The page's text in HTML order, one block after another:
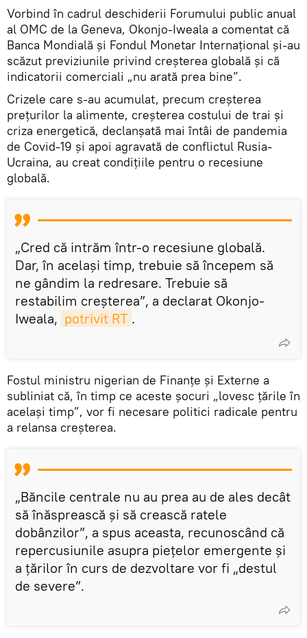
Vorbind în cadrul deschiderii Forumului public anual
al OMC de la Geneva, Okonjo-Iweala a comentat că
Banca Mondială și Fondul Monetar Internațional și-au
scăzut previziunile privind creșterea globală și că
indicatorii comerciali „nu arată prea bine”.
Crizele care s-au acumulat, precum creșterea
prețurilor la alimente, creșterea costului de trai și
criza energetică, declanșată mai întâi de pandemia
de Covid-19 și apoi agravată de conflictul Rusia-
Ucraina, au creat condițiile pentru o recesiune
globală.
„Cred că intrăm într-o recesiune globală.
Dar, în același timp, trebuie să începem să
ne gândim la redresare. Trebuie să
restabilim creșterea”, a declarat Okonjo-
Iweala, potrivit RT .
Fostul ministru nigerian de Finanțe și Externe a
subliniat că, în timp ce aceste șocuri „lovesc țările în
același timp”, vor fi necesare politici radicale pentru
a relansa creșterea.
„Băncile centrale nu au prea au de ales decât
să înăsprească și să crească ratele
dobânzilor”, a spus aceasta, recunoscând că
repercusiunile asupra piețelor emergente și
a țărilor în curs de dezvoltare vor fi „destul
de severe”.